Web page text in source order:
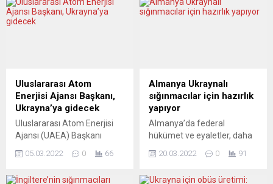
endişeleri, üyelik sürecini
geciktirmeyecek şekilde ele
Dışişleri Bakanları
Gayriresmi Toplantısı
sonrasında Almanya
Dışişleri Bakanı Annalena
Baerbock ile ortak basın
toplantısında konuştu.
Finlandiya ve İsveç’in
başvurularıyla...
anlaşmaya vardı. Facebook
ve Google gibi teknoloji
Parlamentosu arabulucuları,
Avrupa çapında geçerli
olacak olan yasa dışı
içeriklere karşı hukuki
çerçeve...
Uluslararası Atom
Enerjisi Ajansı Başkanı,
Ukrayna’ya gidecek
Uluslararası Atom Enerjisi
Ajansı (UAEA) Başkanı
Rusya-Ukrayna savaşı
05.03.2022 0 66
Almanya Ukraynalı
sığınmacılar için hazırlık
yapıyor
Almanya’da federal
hükümet ve eyaletler, daha
dalgasını karşılamaya
20.03.2022 0 91